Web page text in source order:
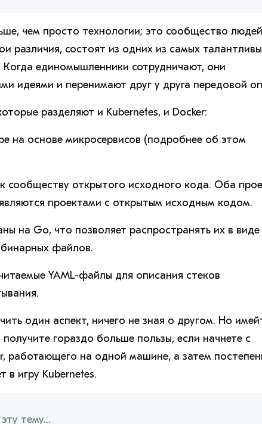
чем просто технологии; это сообщество
различия, состоят из одних из самых
Когда единомышленники сотрудничают, они
идеями и перенимают друг у друга передовой
разделяют и Kubernetes, и Docker:
на основе микросервисов (подробнее об этом
сообществу открытого исходного кода. Оба
проектами с открытым исходным кодом.
на Go, что позволяет распространять их в виде
файлов.
YAML-файлы для описания стеков
один аспект, ничего не зная о другом. Но
гораздо больше пользы, если начнете с
работающего на одной машине, а затем
в игру Kubernetes.
тему...